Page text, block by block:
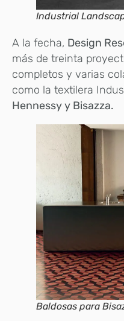
Industrial
A la fecha, Design
más de treinta
completos y varias
como la textilera
Hennessy y Bisazza.
Baldosas para